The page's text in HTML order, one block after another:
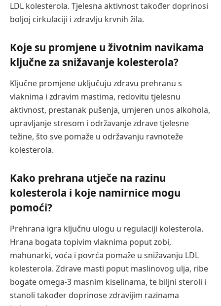
LDL kolesterola. Tjelesna aktivnost također doprinosi
boljoj cirkulaciji i zdravlju krvnih žila.
Koje su promjene u životnim navikama
ključne za snižavanje kolesterola?
Ključne promjene uključuju zdravu prehranu s
vlaknima i zdravim mastima, redovitu tjelesnu
aktivnost, prestanak pušenja, umjeren unos alkohola,
upravljanje stresom i održavanje zdrave tjelesne
težine, što sve pomaže u održavanju ravnoteže
kolesterola.
Kako prehrana utječe na razinu
kolesterola i koje namirnice mogu
pomoći?
Prehrana igra ključnu ulogu u regulaciji kolesterola.
Hrana bogata topivim vlaknima poput zobi,
mahunarki, voća i povrća pomaže u snižavanju LDL
kolesterola. Zdrave masti poput maslinovog ulja, ribe
bogate omega-3 masnim kiselinama, te biljni steroli i
stanoli također doprinose zdravijim razinama